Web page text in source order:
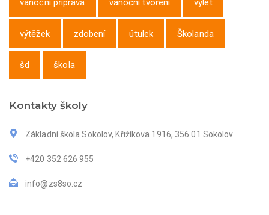
vánoční příprava vánoční tvoření výlet
výtěžek zdobení útulek Školanda
šd škola
Kontakty školy
Základní škola Sokolov, Křižíkova 1916, 356 01 Sokolov
+420 352 626 955
info@zs8so.cz